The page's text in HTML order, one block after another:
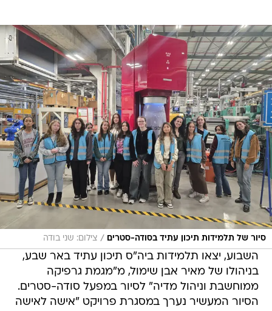
סיור של תלמידות תיכון עתיד בסודה-סטרים / צילום: שני בודה
השבוע, יצאו תלמידות ביה"ס תיכון עתיד באר שבע,
בניהולו של מאיר אבן שימול, מ"מגמת גרפיקה
ממוחשבת וניהול מדיה" לסיור במפעל סודה-סטרים.
הסיור המעשיר נערך במסגרת פרויקט "אישה לאישה